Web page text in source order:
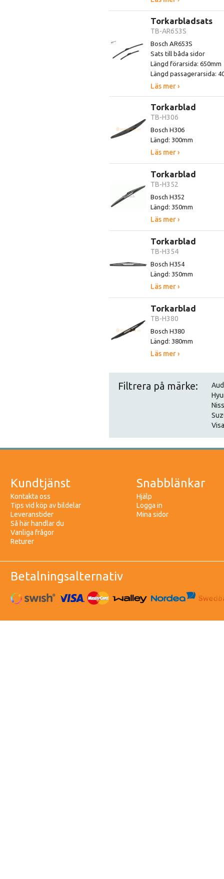
Torkarbladsats
TB-AR653S
Bosch AR653S
Sats till båda sidor
Längd förarsida: 650mm
Längd passagerarsida:
Läs mer ›
Torkarblad
TB-H306
Bosch H306
Längd: 300mm
Läs mer ›
Torkarblad
TB-H352
Bosch H352
Längd: 350mm
Läs mer ›
Torkarblad
TB-H354
Bosch H354
Längd: 350mm
Läs mer ›
Torkarblad
TB-H380
Bosch H380
Längd: 380mm
Läs mer ›
Filtrera på märke:
Kundtjänst
Kontakta oss
Tips vid köp av bildelar
Leveranstider
Så här handlar du
Vanliga frågor
Returer
Snabblänkar
Hjälp
Logga in
Mina sidor
Betalningsalternativ